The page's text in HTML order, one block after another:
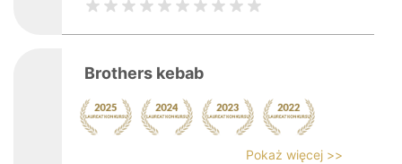
Brothers kebab
Pokaż więcej >>